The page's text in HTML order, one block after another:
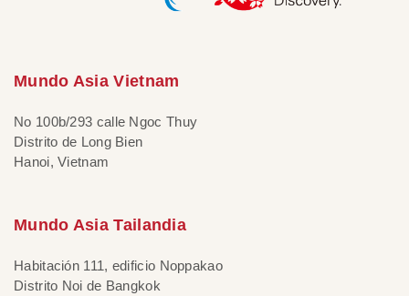
Mundo Asia Vietnam
No 100b/293 calle Ngoc Thuy
Distrito de Long Bien
Hanoi, Vietnam
Mundo Asia Tailandia
Habitación 111, edificio Noppakao
Distrito Noi de Bangkok